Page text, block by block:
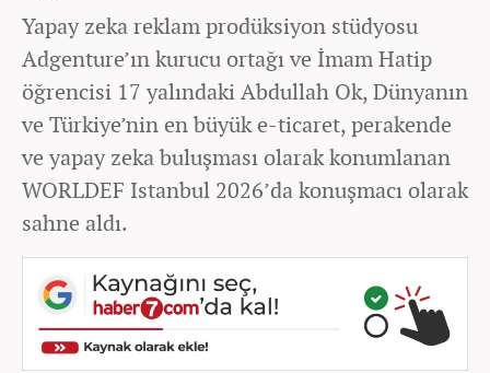
Yapay zeka reklam prodüksiyon stüdyosu
Adgenture’ın kurucu ortağı ve İmam Hatip
öğrencisi 17 yalındaki Abdullah Ok, Dünyanın
ve Türkiye’nin en büyük e-ticaret, perakende
ve yapay zeka buluşması olarak konumlanan
WORLDEF Istanbul 2026’da konuşmacı olarak
sahne aldı.